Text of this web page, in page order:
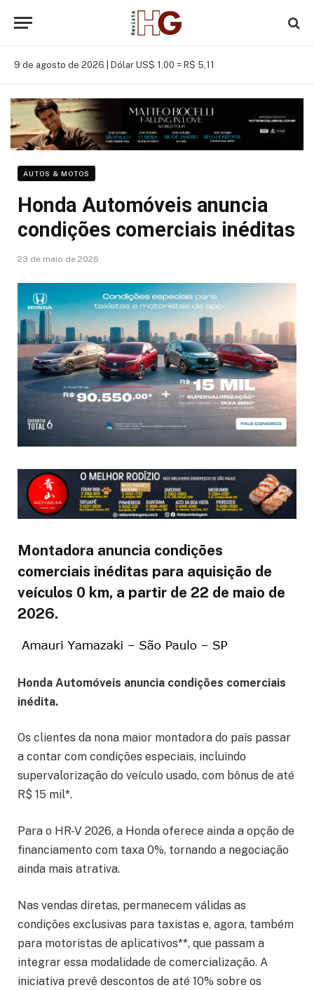
9 de agosto de 2026 | Dólar US$ 1,00 = R$ 5,11
AUTOS & MOTOS
Honda Automóveis anuncia
condições comerciais inéditas
23 de maio de 2026
Montadora anuncia condições
comerciais inéditas para aquisição de
veículos 0 km, a partir de 22 de maio de
2026.
Honda Automóveis anuncia condições comerciais
inédita.
Os clientes da nona maior montadora do país passar
a contar com condições especiais, incluindo
supervalorização do veículo usado, com bônus de até
R$ 15 mil*.
Para o HR-V 2026, a Honda oferece ainda a opção de
financiamento com taxa 0%, tornando a negociação
ainda mais atrativa.
Nas vendas diretas, permanecem válidas as
condições exclusivas para taxistas e, agora, também
para motoristas de aplicativos**, que passam a
integrar essa modalidade de comercialização. A
iniciativa prevê descontos de até 10% sobre os